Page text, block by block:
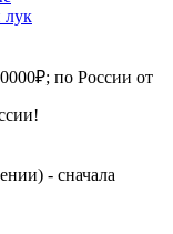
лук
по России от
- сначала